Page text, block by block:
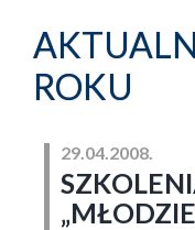
ROKU
29.04.2008.